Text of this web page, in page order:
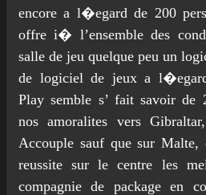
encore a l�egard de 200
offre i� l’ensemble des
salle de jeu quelque peu un
de logiciel de jeux a
Play semble s’ fait savoir de
nos amoralites vers
Accouple sauf que sur Malte,
reussite sur le centre les
compagnie de package en